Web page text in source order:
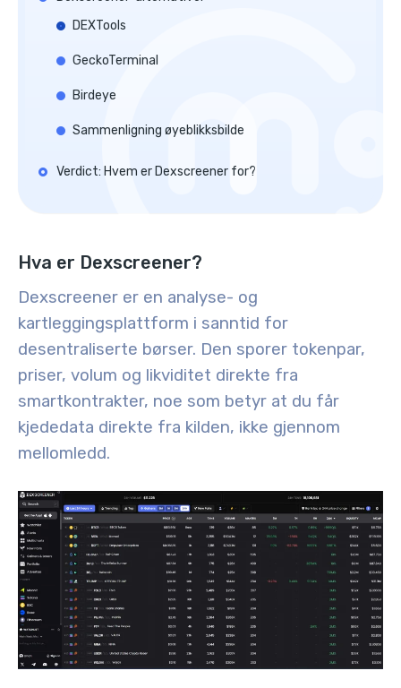
DEXTools
GeckoTerminal
Birdeye
Sammenligning øyeblikksbilde
Verdict: Hvem er Dexscreener for?
Hva er Dexscreener?
Dexscreener er en analyse- og
kartleggingsplattform i sanntid for
desentraliserte børser. Den sporer tokenpar,
priser, volum og likviditet direkte fra
smartkontrakter, noe som betyr at du får
kjededata direkte fra kilden, ikke gjennom
mellomledd.